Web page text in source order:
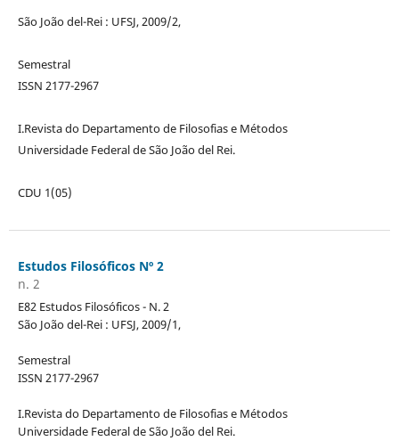
São João del-Rei : UFSJ, 2009/2,
Semestral
ISSN 2177-2967
I.Revista do Departamento de Filosofias e Métodos
Universidade Federal de São João del Rei.
CDU 1(05)
Estudos Filosóficos Nº 2
n. 2
E82 Estudos Filosóficos - N. 2
São João del-Rei : UFSJ, 2009/1,
Semestral
ISSN 2177-2967
I.Revista do Departamento de Filosofias e Métodos
Universidade Federal de São João del Rei.